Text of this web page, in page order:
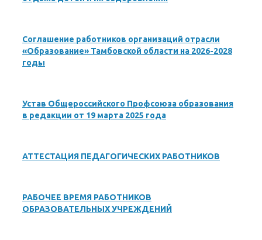
Соглашение работников организаций отрасли
«Образование» Тамбовской области на 2026-2028
годы
Устав Общероссийского Профсоюза образования
в редакции от 19 марта 2025 года
АТТЕСТАЦИЯ ПЕДАГОГИЧЕСКИХ РАБОТНИКОВ
РАБОЧЕЕ ВРЕМЯ РАБОТНИКОВ
ОБРАЗОВАТЕЛЬНЫХ УЧРЕЖДЕНИЙ